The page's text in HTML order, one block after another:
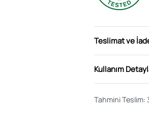
Teslimat ve
Kullanım
Tahmini Teslim: